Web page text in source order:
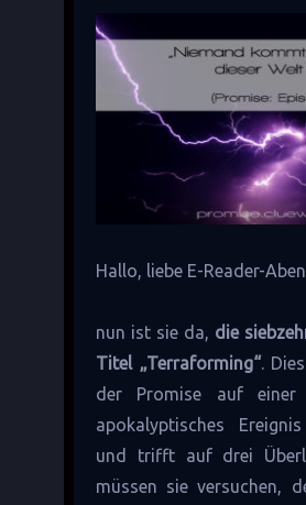
Hallo, liebe E-Reader-
nun ist sie da, die
Titel „Terraforming“.
der Promise auf
apokalyptisches
und trifft auf drei
müssen sie versuchen,